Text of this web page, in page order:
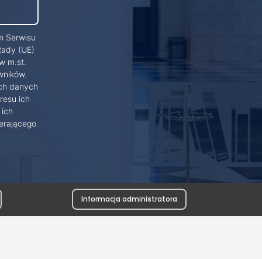
Serwisu
(UE)
m.st.
danych
ich
Informacja administratora